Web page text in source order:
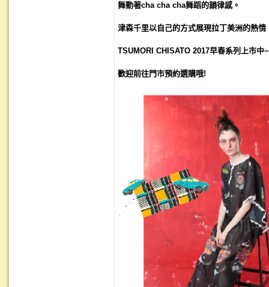
舞動著cha cha cha舞蹈的韻律感。
津森千里以自己的方式展現拉丁美洲的熱情
TSUMORI CHISATO 2017早春系列上市中~
歡迎前往門市預約選購哦!